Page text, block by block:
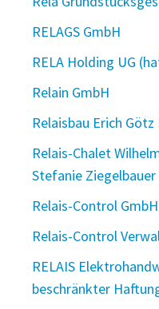
RELAGS GmbH
RELA Holding UG
Relain GmbH
Relaisbau Erich
Relais-Chalet
Stefanie Ziegelbauer
Relais-Control
Relais-Control
RELAIS
beschränkter